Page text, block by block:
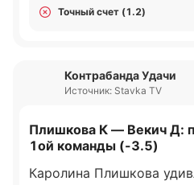
Точный счет (1.2)
Контрабанда Удачи
Источник: Stavka TV
Плишкова К — Векич Д:
1ой команды (-3.5)
Каролина Плишкова